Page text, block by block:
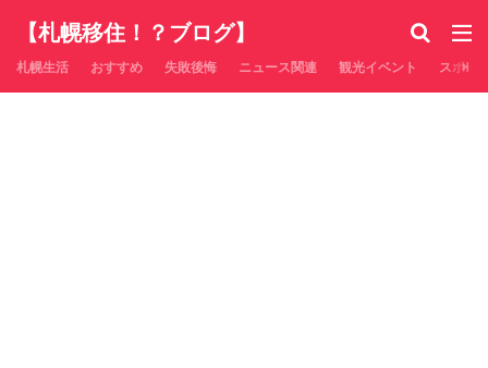
【札幌移住！？ブログ】
札幌生活 おすすめ 失敗後悔 ニュース関連 観光イベント スポー